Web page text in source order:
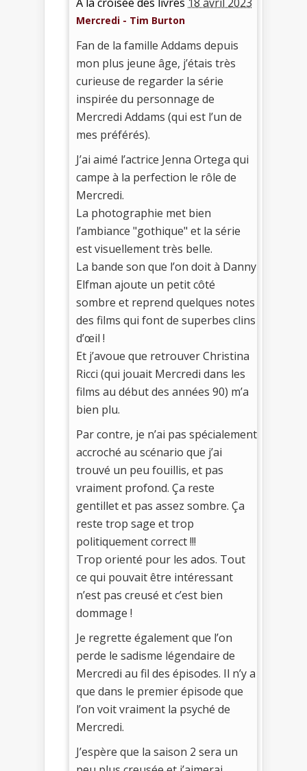
Mercredi - Tim Burton
Fan de la famille Addams depuis
mon plus jeune âge, j’étais très
curieuse de regarder la série
inspirée du personnage de
Mercredi Addams (qui est l’un de
mes préférés).
J’ai aimé l’actrice Jenna Ortega qui
campe à la perfection le rôle de
Mercredi.
La photographie met bien
l’ambiance "gothique" et la série
est visuellement très belle.
La bande son que l’on doit à Danny
Elfman ajoute un petit côté
sombre et reprend quelques notes
des films qui font de superbes clins
d’œil !
Et j’avoue que retrouver Christina
Ricci (qui jouait Mercredi dans les
films au début des années 90) m’a
bien plu.
Par contre, je n’ai pas spécialement
accroché au scénario que j’ai
trouvé un peu fouillis, et pas
vraiment profond. Ça reste
gentillet et pas assez sombre. Ça
reste trop sage et trop
politiquement correct !!!
Trop orienté pour les ados. Tout
ce qui pouvait être intéressant
n’est pas creusé et c’est bien
dommage !
Je regrette également que l’on
perde le sadisme légendaire de
Mercredi au fil des épisodes. Il n’y a
que dans le premier épisode que
l’on voit vraiment la psyché de
Mercredi.
J’espère que la saison 2 sera un